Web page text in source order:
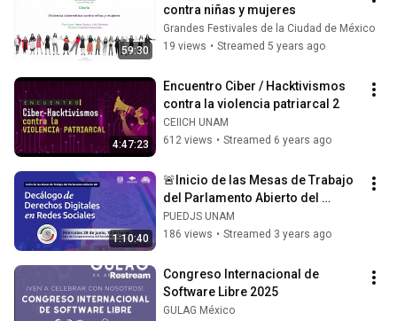
59:30
contra niñas y mujeres
Grandes Festivales de la Ciudad de México
19 views • Streamed 5 years ago
4:47:23
Encuentro Ciber / Hacktivismos
contra la violencia patriarcal 2
CEIICH UNAM
612 views • Streamed 6 years ago
1:10:40
🚨Inicio de las Mesas de Trabajo
del Parlamento Abierto del
Decálogo de Derechos Digitales.
PUEDJS UNAM
186 views • Streamed 3 years ago
Congreso Internacional de
Software Libre 2025
GULAG México